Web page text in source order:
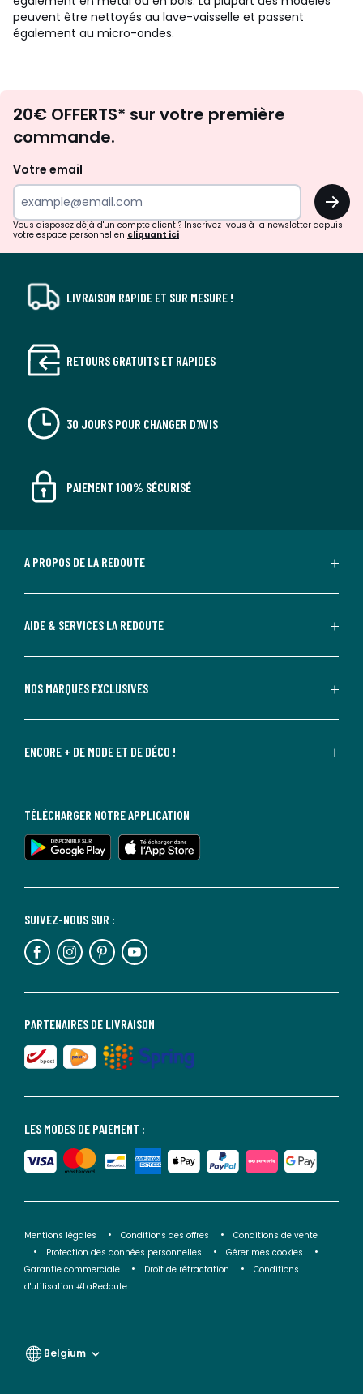
peuvent être nettoyés au lave-vaisselle et passent
également au micro-ondes.
d'inspirations
surprises?
20€ OFFERTS* sur votre première
commande.
Votre email
OK
Vous disposez déjà d'un compte client ? Inscrivez-vous à la newsletter depuis
votre espace personnel en cliquant ici
LIVRAISON RAPIDE ET SUR MESURE !
RETOURS GRATUITS ET RAPIDES
30 JOURS POUR CHANGER D'AVIS
PAIEMENT 100% SÉCURISÉ
A PROPOS DE LA REDOUTE
AIDE & SERVICES LA REDOUTE
NOS MARQUES EXCLUSIVES
ENCORE + DE MODE ET DE DÉCO !
LES MODES DE PAIEMENT :
PARTENAIRES DE LIVRAISON
SUIVEZ-NOUS SUR :
TÉLÉCHARGER NOTRE APPLICATION
Mentions légales Conditions des offres
Conditions de vente
Protection des données personnelles
Gérer mes cookies
Garantie commerciale
Droit de rétractation
Conditions
d'utilisation #LaRedoute
Belgium